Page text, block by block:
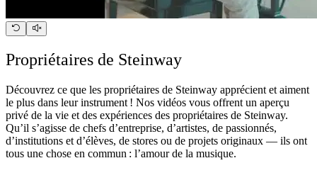
Propriétaires de Steinway
Découvrez ce que les propriétaires de Steinway apprécient et aiment
le plus dans leur instrument ! Nos vidéos vous offrent un aperçu
privé de la vie et des expériences des propriétaires de Steinway.
Qu’il s’agisse de chefs d’entreprise, d’artistes, de passionnés,
d’institutions et d’élèves, de stores ou de projets originaux — ils ont
tous une chose en commun : l’amour de la musique.